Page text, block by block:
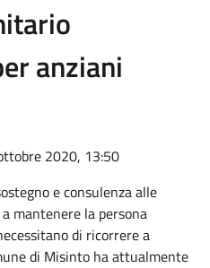
anziani
2020, 13:50
e consulenza alle
mantenere la persona
di ricorrere a
di Misinto ha attualmente